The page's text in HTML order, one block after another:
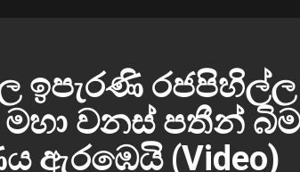
ඉපැරණි රජපිහිල්ල
මහා වනස් පතීන්
ඇරඹෙයි (Video)